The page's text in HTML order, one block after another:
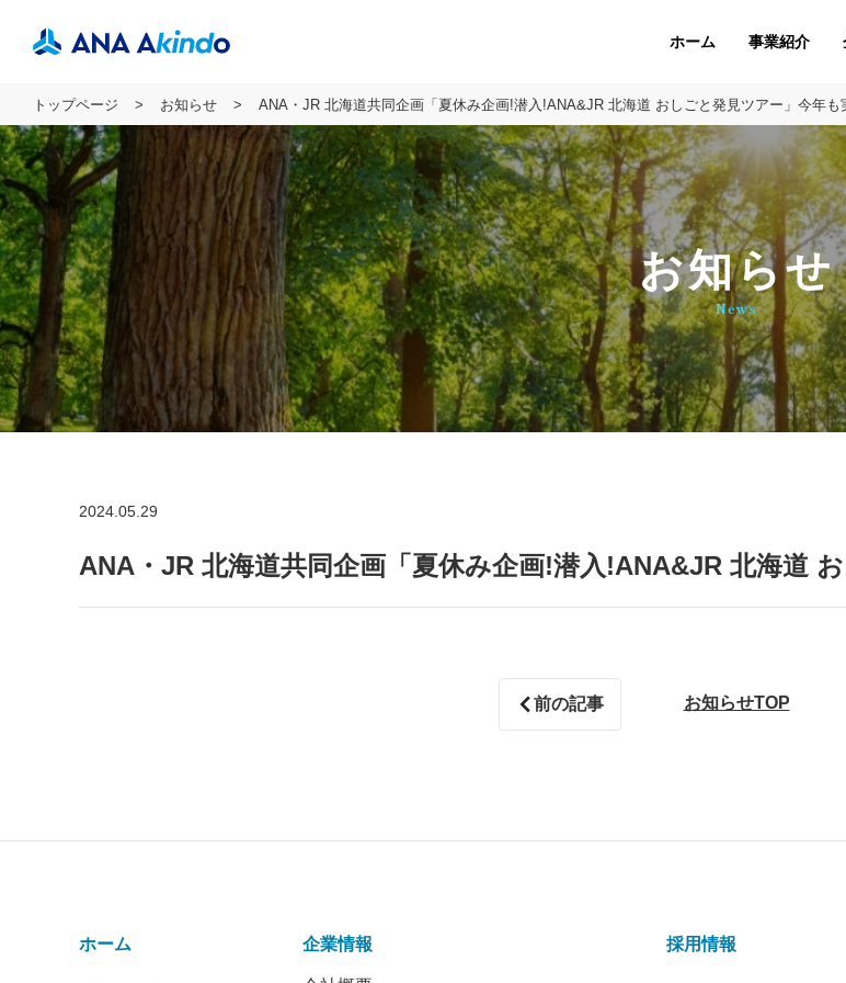
ホーム 事業紹介
トップページ お知らせ ANA・JR 北海道共同企画「夏休み企画!潜入!ANA&JR 北海道 おしごと発見ツアー」今年も
お知らせ
News
2024.05.29
ANA・JR 北海道共同企画「夏休み企画!潜入!ANA&JR 北海道
前の記事 お知らせTOP
ホーム 企業情報 採用情報